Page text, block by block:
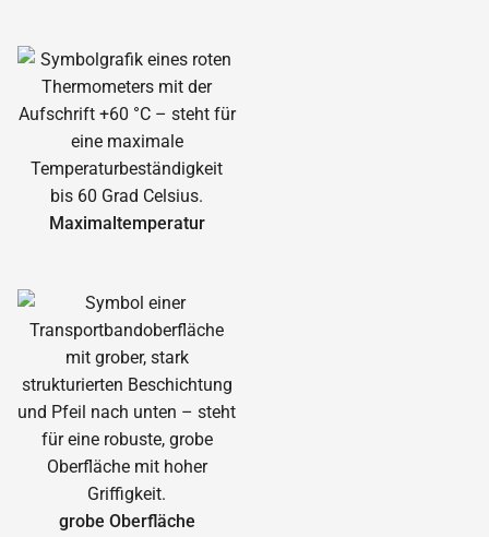
Maximal­temperatur
grobe Oberfläche